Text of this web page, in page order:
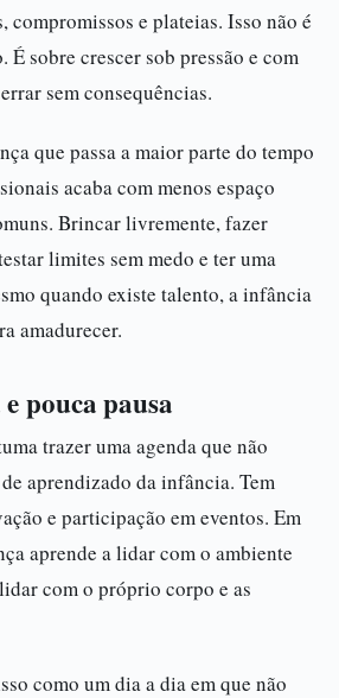
compromissos e plateias. Isso não é
É sobre crescer sob pressão e com
sem consequências.
que passa a maior parte do tempo
acaba com menos espaço
Brincar livremente, fazer
limites sem medo e ter uma
quando existe talento, a infância
amadurecer.
pouca pausa
trazer uma agenda que não
aprendizado da infância. Tem
e participação em eventos. Em
aprende a lidar com o ambiente
com o próprio corpo e as
como um dia a dia em que não